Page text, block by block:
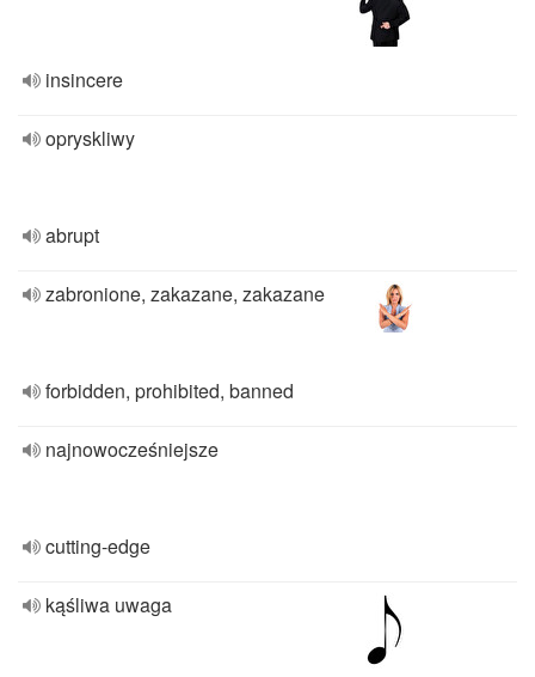
insincere
opryskliwy
abrupt
zabronione, zakazane, zakazane
forbidden, prohibited, banned
najnowocześniejsze
cutting-edge
kąśliwa uwaga